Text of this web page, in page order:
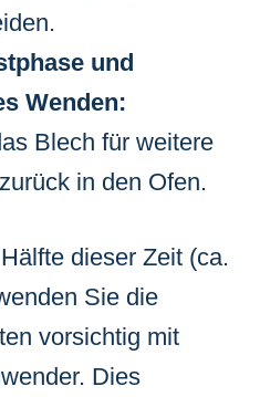
und
Wenden:
Blech für weitere
in den Ofen.
dieser Zeit (ca.
Sie die
vorsichtig mit
Dies